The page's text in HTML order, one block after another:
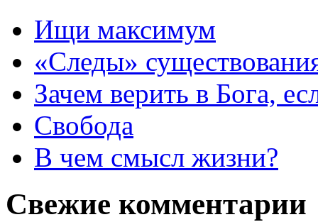
Ищи максимум
«Следы»
Зачем верить в Бога,
Свобода
В чем смысл жизни?
Свежие комментарии